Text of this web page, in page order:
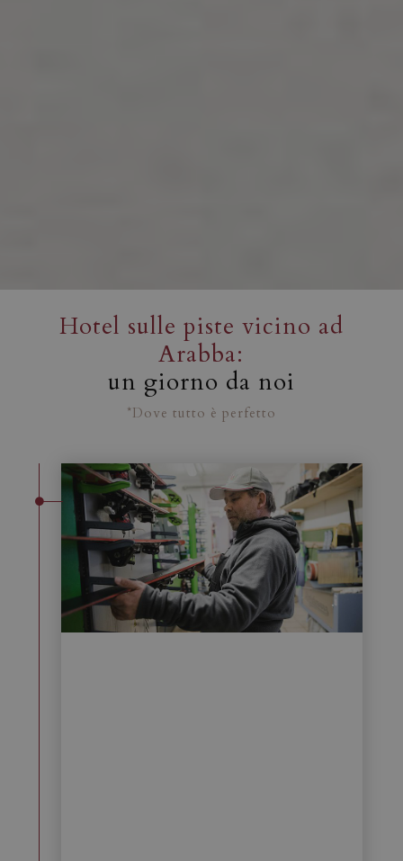
Hotel sulle piste vicino ad
Arabba:
un giorno da noi
*Dove tutto è perfetto